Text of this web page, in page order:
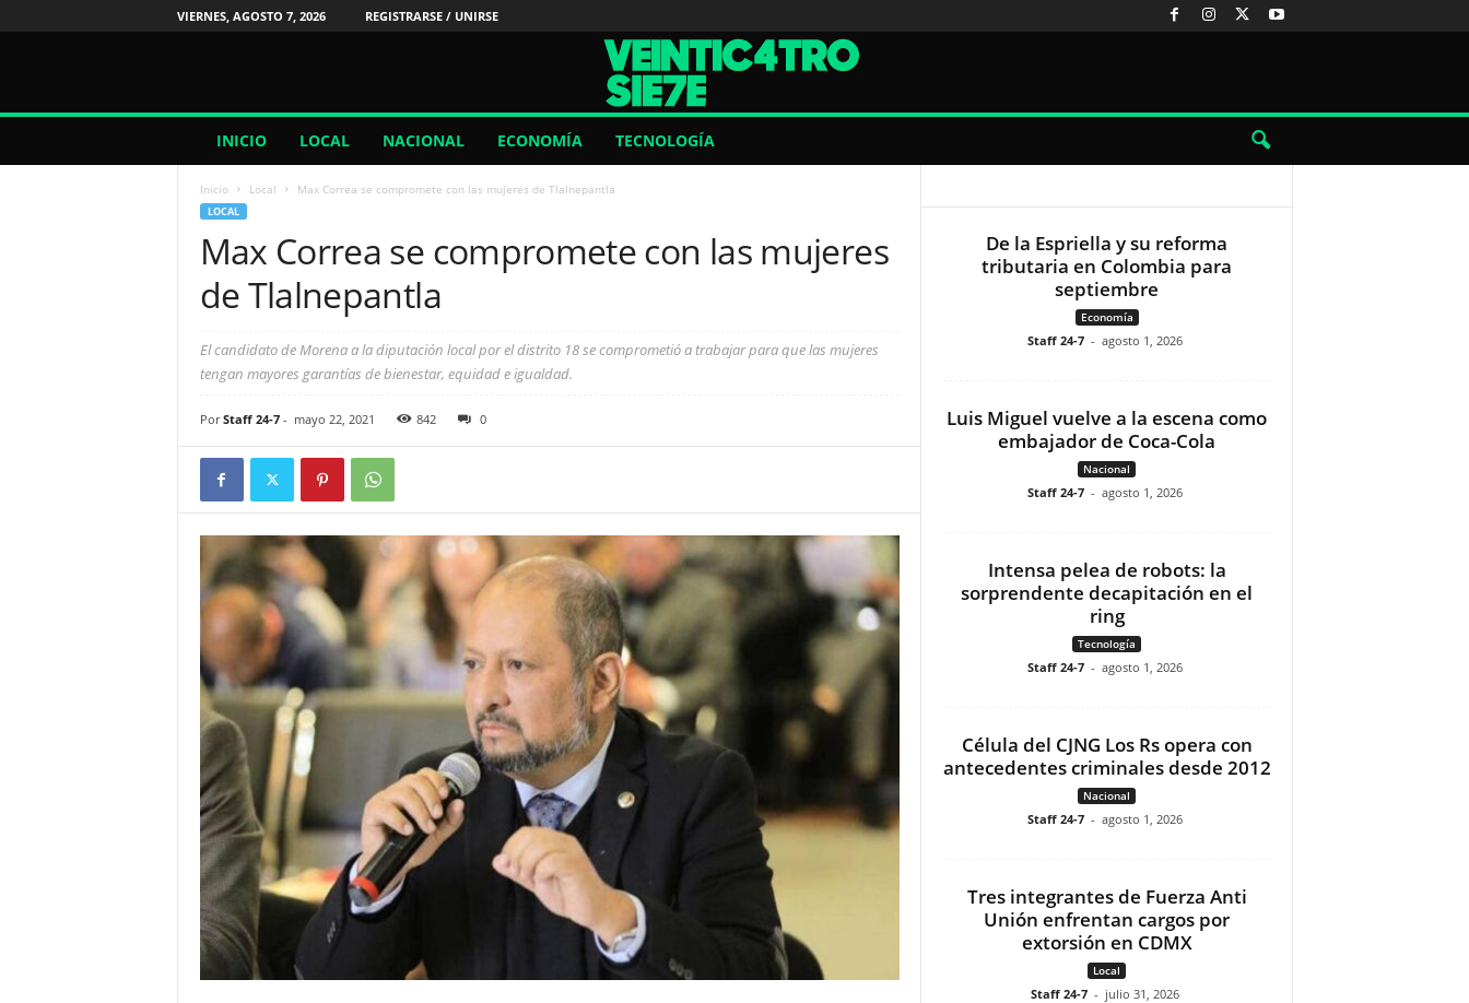
VIERNES, AGOSTO 7, 2026 REGISTRARSE / UNIRSE
/
INICIO LOCAL NACIONAL ECONOMÍA TECNOLOGÍA
Inicio Local Max Correa se compromete con las mujeres de Tlalnepantla
LOCAL
Max Correa se compromete con las mujeres
de Tlalnepantla
El candidato de Morena a la diputación local por el distrito 18 se comprometió a trabajar para que las mujeres
tengan mayores garantías de bienestar, equidad e igualdad.
Por Staff 24-7- mayo 22, 2021 842 0
De la Espriella y su reforma
tributaria en Colombia para
septiembre
Economía
Staff 24-7 - agosto 1, 2026
Luis Miguel vuelve a la escena como
embajador de Coca-Cola
Nacional
Staff 24-7 - agosto 1, 2026
Intensa pelea de robots: la
sorprendente decapitación en el
ring
Tecnología
Staff 24-7 - agosto 1, 2026
Célula del CJNG Los Rs opera con
antecedentes criminales desde 2012
Nacional
Staff 24-7 - agosto 1, 2026
Tres integrantes de Fuerza Anti
Unión enfrentan cargos por
extorsión en CDMX
Local
Staff 24-7 - julio 31, 2026